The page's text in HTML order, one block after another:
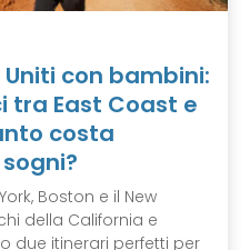
con bambini:
tra East Coast e
costa
Boston e il New
della California e
due itinerari perfetti per